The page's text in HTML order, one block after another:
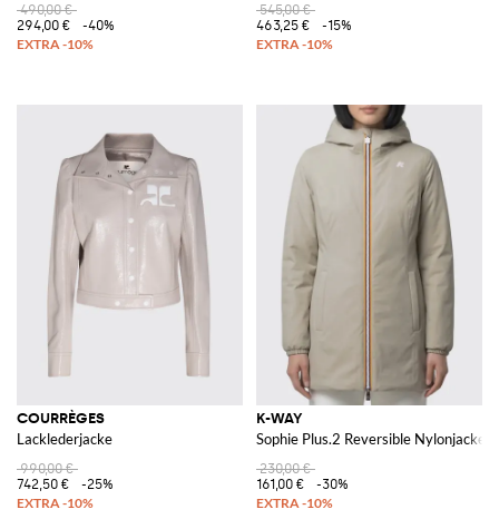
490,00 €
294,00 €
-40%
545,00 €
463,25 €
-15%
COURRÈGES
Lacklederjacke
990,00 €
742,50 €
-25%
K-WAY
Sophie Plus.2 Reversible Nylonjacke
230,00 €
161,00 €
-30%